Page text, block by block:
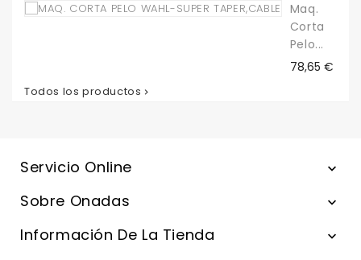
Maq.
Corta
Pelo...
Precio
78,65 €
Todos los productos 
Servicio Online 
Sobre Onadas 
Información De La Tienda 